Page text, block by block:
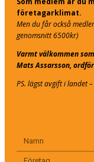
företagarklimat.
Men du får också
genomsnitt 6500kr)
Varmt välkommen
Mats Assarsson,
PS. lägst avgift i landet